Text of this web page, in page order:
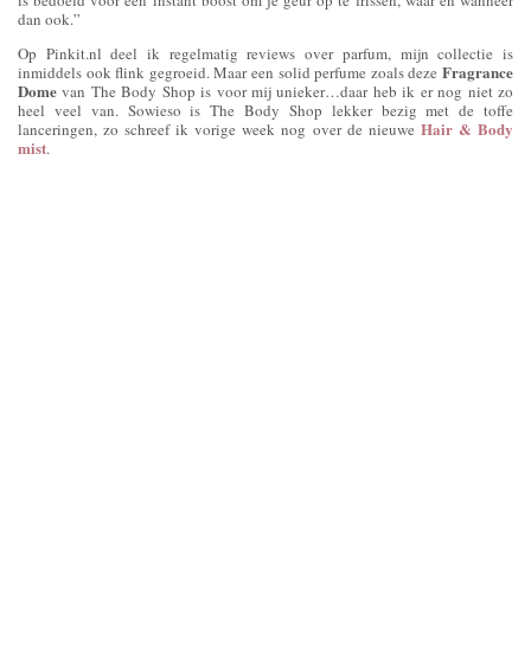
dan ook.”
Op Pinkit.nl deel ik regelmatig reviews over parfum, mijn collectie is
inmiddels ook flink gegroeid. Maar een solid perfume zoals deze Fragrance
Dome van The Body Shop is voor mij unieker…daar heb ik er nog niet zo
heel veel van. Sowieso is The Body Shop lekker bezig met de toffe
lanceringen, zo schreef ik vorige week nog over de nieuwe Hair & Body
mist.